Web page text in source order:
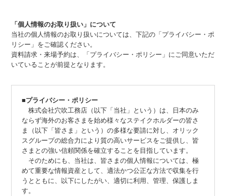
「個人情報のお取り扱い」について
当社の個人情報のお取り扱いについては、下記の「プライバシー・ポ
リシー」をご確認ください。
資料請求・来場予約は、「プライバシー・ポリシー」にご同意いただ
いていることが前提となります。
■プライバシー・ポリシー
株式会社穴吹工務店（以下「当社」という）は、日本のみ
ならず海外のお客さまを始め様々なステイクホルダーの皆さ
ま（以下「皆さま」という）の多様な要請に対し、オリック
スグループの総合力により質の高いサービスをご提供し、皆
さまとの強い信頼関係を確立することを目指しています。
そのためにも、当社は、皆さまの個人情報については、極
めて重要な情報資産として、適法かつ公正な方法で収集を行
うとともに、以下にしたがい、適切に利用、管理、保護しま
す。